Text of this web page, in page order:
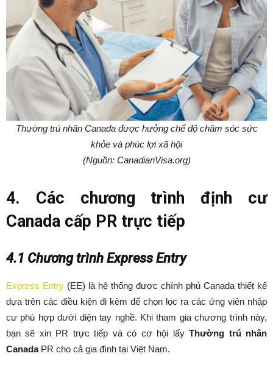
Thường trú nhân Canada được hưởng chế độ chăm sóc sức
khỏe và phúc lợi xã hội
(Nguồn: CanadianVisa.org)
4. Các chương trình định cư
Canada cấp PR trực tiếp
4.1 Chương trình Express Entry
Express Entry (EE) là hệ thống được chính phủ Canada thiết kế
dựa trên các điều kiện đi kèm để chọn lọc ra các ứng viên nhập
cư phù hợp dưới diện tay nghề. Khi tham gia chương trình này,
bạn sẽ xin PR trực tiếp và có cơ hội lấyThường trú nhân
CanadaPR cho cả gia đình tại Việt Nam.